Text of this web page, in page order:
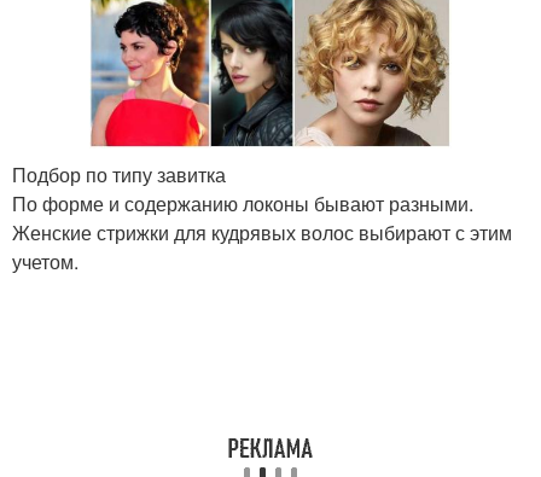
Стрижки на средние
волосы
Тонкие волосы
Мужские стрижки
Стрижки для кучерявых
волос
Стрижки для длинных
Подбор по типу завитка
По форме и содержанию локоны бывают разными.
Женские стрижки для кудрявых волос выбирают с этим
учетом.